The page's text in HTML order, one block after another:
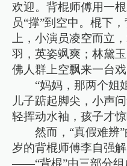
欢迎。背棍师傅用一
员“撑”到空中。棍下
上，小演员凌空而立
羽，英姿飒爽；林黛
佛人群上空飘来一台戏
“妈妈，那两个姐
儿子踮起脚尖，小声
轻挥动水袖，孩子才
然而，“真假难辨
岁的背棍师傅李自强